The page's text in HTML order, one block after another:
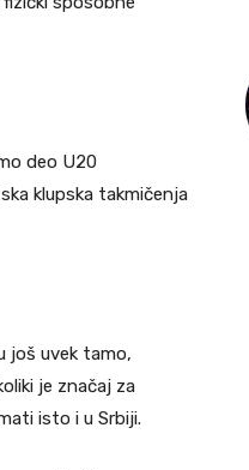
deo U20
klupska takmičenja
još uvek tamo,
je značaj za
isto i u Srbiji.